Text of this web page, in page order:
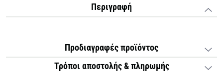
Περιγραφή
Προδιαγραφές προϊόντος
Τρόποι αποστολής & πληρωμής